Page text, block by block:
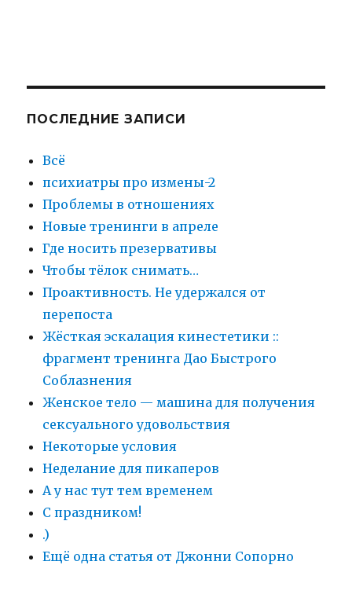
ПОСЛЕДНИЕ ЗАПИСИ
Всё
психиатры про измены-2
Проблемы в отношениях
Новые тренинги в апреле
Где носить презервативы
Чтобы тёлок снимать…
Проактивность. Не удержался от
перепоста
Жёсткая эскалация кинестетики ::
фрагмент тренинга Дао Быстрого
Соблазнения
Женское тело — машина для получения
сексуального удовольствия
Некоторые условия
Неделание для пикаперов
А у нас тут тем временем
С праздником!
.)
Ещё одна статья от Джонни Сопорно